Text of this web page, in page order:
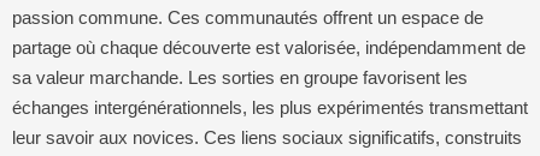
passion commune. Ces communautés offrent un espace de
partage où chaque découverte est valorisée, indépendamment de
sa valeur marchande. Les sorties en groupe favorisent les
échanges intergénérationnels, les plus expérimentés transmettant
leur savoir aux novices. Ces liens sociaux significatifs, construits